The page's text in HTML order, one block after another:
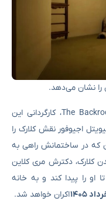
کین پارسونز، خالق مجموعه یوتیوبی The Backrooms، کارگردانی این
اجیوفور نقش کلارک را
که در ساختمانش راهی به
کلارک، دکترش مری کلاین
او را پیدا کند و به خانه
اکران خواهد شد.